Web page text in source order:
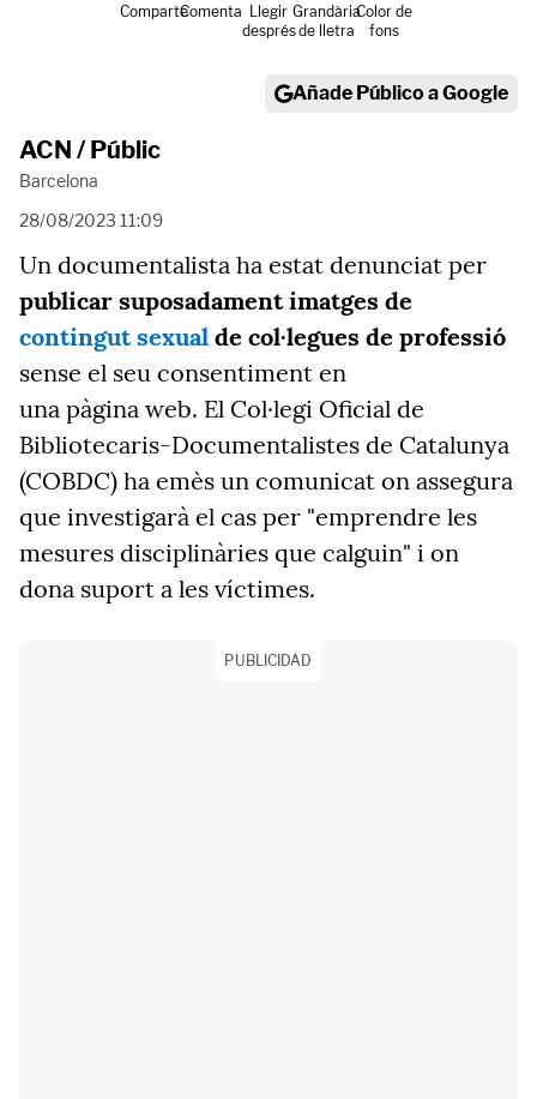
ComparteComenta Llegir
després
Grandària
de lletra
Color de
fons
Añade Público a Google
ACN / Públic
Barcelona
28/08/2023 11:09
Un documentalista ha estat denunciat per
publicar suposadament imatges de
contingut sexual de col·legues de professió
sense el seu consentiment en
una pàgina web. El Col·legi Oficial de
Bibliotecaris-Documentalistes de Catalunya
(COBDC) ha emès un comunicat on assegura
que investigarà el cas per "emprendre les
mesures disciplinàries que calguin" i on
dona suport a les víctimes.
PUBLICIDAD